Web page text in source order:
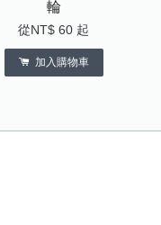
輪
從 NT$ 60 起
加入購物車